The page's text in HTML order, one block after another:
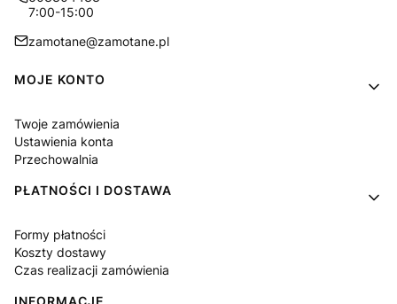
7:00-15:00
zamotane@zamotane.pl
Linki w stopce
MOJE KONTO
Twoje zamówienia
Ustawienia konta
Przechowalnia
PŁATNOŚCI I DOSTAWA
Formy płatności
Koszty dostawy
Czas realizacji zamówienia
INFORMACJE